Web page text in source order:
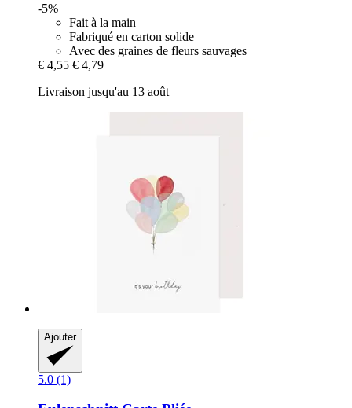
-5%
Fait à la main
Fabriqué en carton solide
Avec des graines de fleurs sauvages
€ 4,55 € 4,79
Livraison jusqu'au 13 août
Ajouter
5.0 (1)